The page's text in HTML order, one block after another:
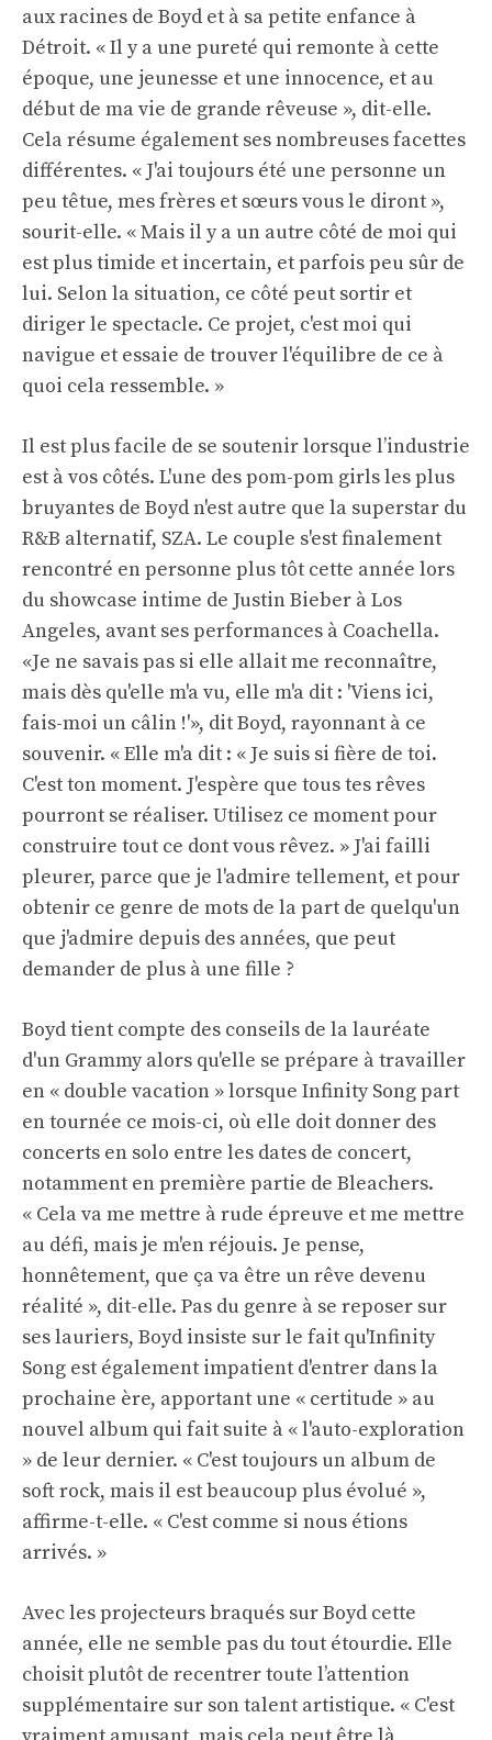
aux racines de Boyd et à sa petite enfance à
Détroit. « Il y a une pureté qui remonte à cette
époque, une jeunesse et une innocence, et au
début de ma vie de grande rêveuse », dit-elle.
Cela résume également ses nombreuses facettes
différentes. « J'ai toujours été une personne un
peu têtue, mes frères et sœurs vous le diront »,
sourit-elle. « Mais il y a un autre côté de moi qui
est plus timide et incertain, et parfois peu sûr de
lui. Selon la situation, ce côté peut sortir et
diriger le spectacle. Ce projet, c'est moi qui
navigue et essaie de trouver l'équilibre de ce à
quoi cela ressemble. »
Il est plus facile de se soutenir lorsque l’industrie
est à vos côtés. L'une des pom-pom girls les plus
bruyantes de Boyd n'est autre que la superstar du
R&B alternatif, SZA. Le couple s'est finalement
rencontré en personne plus tôt cette année lors
du showcase intime de Justin Bieber à Los
Angeles, avant ses performances à Coachella.
«Je ne savais pas si elle allait me reconnaître,
mais dès qu'elle m'a vu, elle m'a dit : 'Viens ici,
fais-moi un câlin !'», dit Boyd, rayonnant à ce
souvenir. « Elle m'a dit : « Je suis si fière de toi.
C'est ton moment. J'espère que tous tes rêves
pourront se réaliser. Utilisez ce moment pour
construire tout ce dont vous rêvez. » J'ai failli
pleurer, parce que je l'admire tellement, et pour
obtenir ce genre de mots de la part de quelqu'un
que j'admire depuis des années, que peut
demander de plus à une fille ?
Boyd tient compte des conseils de la lauréate
d'un Grammy alors qu'elle se prépare à travailler
en « double vacation » lorsque Infinity Song part
en tournée ce mois-ci, où elle doit donner des
concerts en solo entre les dates de concert,
notamment en première partie de Bleachers.
« Cela va me mettre à rude épreuve et me mettre
au défi, mais je m'en réjouis. Je pense,
honnêtement, que ça va être un rêve devenu
réalité », dit-elle. Pas du genre à se reposer sur
ses lauriers, Boyd insiste sur le fait qu'Infinity
Song est également impatient d'entrer dans la
prochaine ère, apportant une « certitude » au
nouvel album qui fait suite à « l'auto-exploration
» de leur dernier. « C'est toujours un album de
soft rock, mais il est beaucoup plus évolué »,
affirme-t-elle. « C'est comme si nous étions
arrivés. »
Avec les projecteurs braqués sur Boyd cette
année, elle ne semble pas du tout étourdie. Elle
choisit plutôt de recentrer toute l’attention
supplémentaire sur son talent artistique. « C'est